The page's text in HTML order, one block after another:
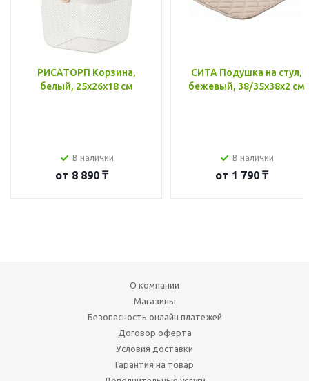
РИСАТОРП Корзина,
белый, 25x26x18 см
В наличии
от 8 890 ₸
СИТА Подушка на стул,
бежевый, 38/35x38x2 см
В наличии
от 1 790 ₸
О компании
Магазины
Безопасность онлайн платежей
Договор оферта
Условия доставки
Гарантия на товар